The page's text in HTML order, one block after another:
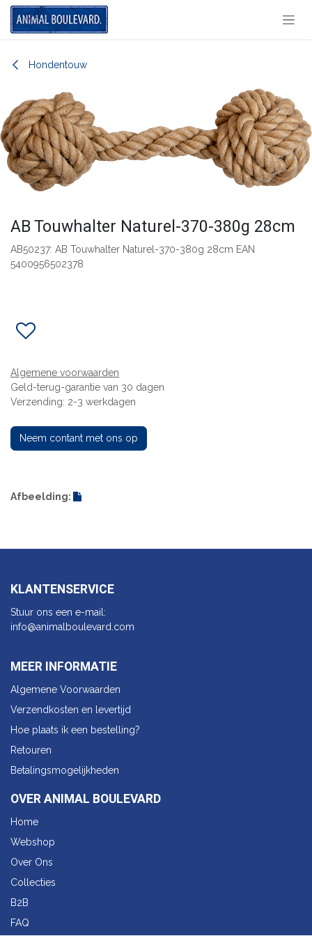
Overslaan naar inhoud
Hondentouw
AB Touwhalter Naturel-370-380g 28cm
AB50237: AB Touwhalter Naturel-370-380g 28cm EAN
5400956502378
Algemene voorwaarden
Geld-terug-garantie van 30 dagen
Verzending: 2-3 werkdagen
Neem contant met ons op
Afbeelding:
KLANTENSERVICE
Stuur ons een e-mail:
info@animalbo​ulevard.com
MEER INFORMATIE
Algemene Voorwaarden
Verzendkosten en levertijd
Hoe plaats ik een bestelling?
Retouren
Betalingsmogelijkheden
OVER ANIMAL BOULEVARD
Home
Webshop
Over Ons
Collecties
B2B
FAQ